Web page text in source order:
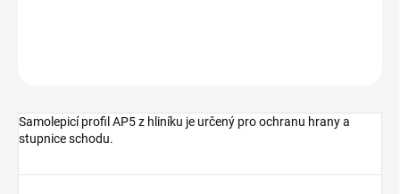
Samolepicí profil AP5 z hliníku je určený pro ochranu hrany a
stupnice schodu.